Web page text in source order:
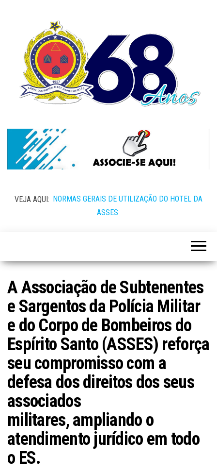
VEJA AQUI: NORMAS GERAIS DE UTILIZAÇÃO DO HOTEL DA
ASSES
A Associação de Subtenentes
e Sargentos da Polícia Militar
e do Corpo de Bombeiros do
Espírito Santo (ASSES) reforça
seu compromisso com a
defesa dos direitos dos seus
associados
militares, ampliando o
atendimento jurídico em todo
o ES.